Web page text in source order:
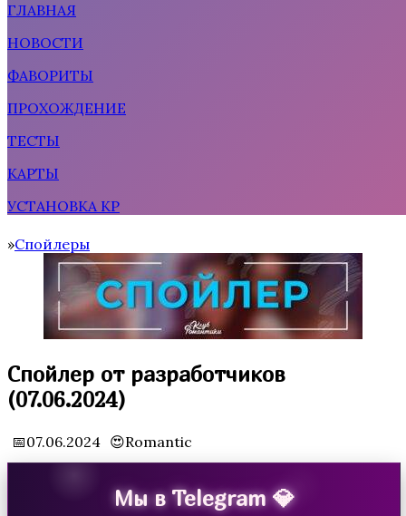
ГЛАВНАЯ
НОВОСТИ
ФАВОРИТЫ
ПРОХОЖДЕНИЕ
ТЕСТЫ
КАРТЫ
УСТАНОВКА КР
Home
Спойлеры
Спойлер от разработчиков
(07.06.2024)
📅07.06.2024 😍Romantic
Мы в Telegram 💎